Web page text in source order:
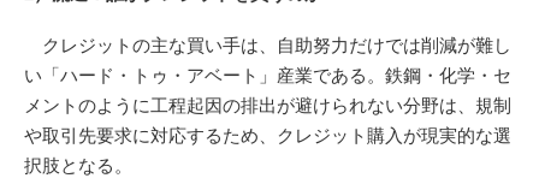
クレジットの主な買い手は、自助努力だけでは削減が難し
い「ハード・トゥ・アベート」産業である。鉄鋼・化学・セ
メントのように工程起因の排出が避けられない分野は、規制
や取引先要求に対応するため、クレジット購入が現実的な選
択肢となる。